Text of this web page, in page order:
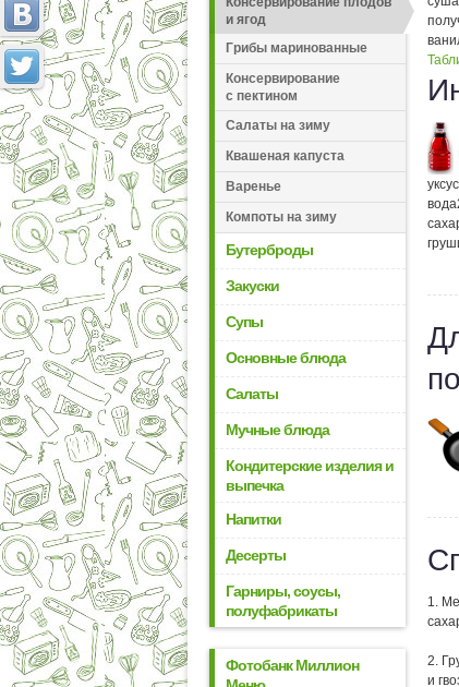
и ягод
Грибы маринованные
Консервирование
с пектином
Салаты на зиму
Квашеная капуста
Варенье
Компоты на зиму
Бутерброды
Закуски
Супы
Основные блюда
Салаты
Мучные блюда
Кондитерские изделия и
выпечка
Напитки
Десерты
Гарниры, соусы,
полуфабрикаты
Фотобанк Миллион
вода
1.
2.
и